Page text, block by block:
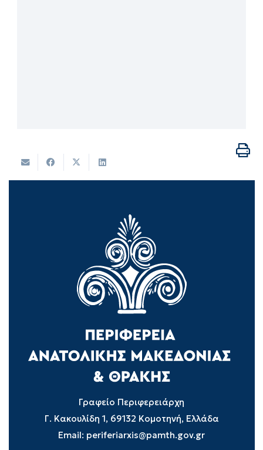
Γραφείο Περιφερειάρχη
Γ. Κακουλίδη 1, 69132 Κομοτηνή, Ελλάδα
Email: periferiarxis@pamth.gov.gr